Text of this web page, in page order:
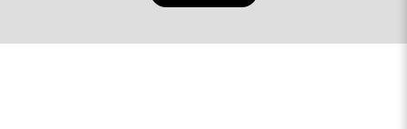
προσφέρουν απόλυτη χαλάρωση σε κάθε στιγμή